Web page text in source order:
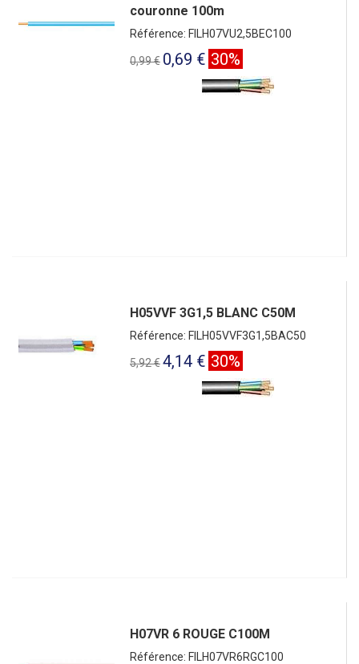
couronne 100m
Référence: FILH07VU2,5BEC100
0,99 € 0,69 € 30%
H05VVF 3G1,5 BLANC C50M
Référence: FILH05VVF3G1,5BAC50
5,92 €4,14 € 30%
H07VR 6 ROUGE C100M
Référence: FILH07VR6RGC100